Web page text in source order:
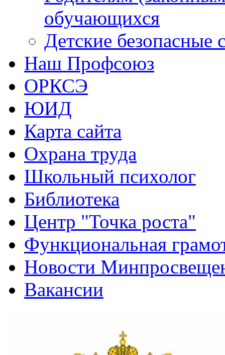
обучающихся
Детские безопасные
Наш Профсоюз
ОРКСЭ
ЮИД
Карта сайта
Охрана труда
Школьный психолог
Библиотека
Центр "Точка роста"
Функциональная
Новости
Вакансии